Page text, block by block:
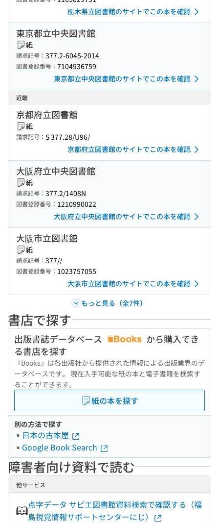
栃木県立図書館のサイトでこの本を確認
東京都立中央図書館
紙
請求記号： 377.2-6045-2014
図書登録番号： 7104936759
東京都立中央図書館のサイトでこの本を確認
近畿
京都府立図書館
紙
請求記号： S 377.28/U96/
京都府立図書館のサイトでこの本を確認
大阪府立中央図書館
紙
請求記号： 377.2/1408N
図書登録番号： 1210990022
大阪府立中央図書館のサイトでこの本を確認
大阪市立図書館
紙
請求記号： 377//
図書登録番号： 1023757055
大阪市立図書館のサイトでこの本を確認
もっと見る（全7件）
書店で探す
出版書誌データベース
から購入でき
る書店を探す
『Books』は各出版社から提供された情報による出版業界のデ
ータベースです。 現在入手可能な紙の本と電子書籍を検索す
ることができます。
紙の本を探す
別の方法で探す
日本の古本屋
Google Book Search
障害者向け資料で読む
他サービス
点字データ サピエ図書館資料検索で確認する（福
島視覚情報サポートセンターにじ）